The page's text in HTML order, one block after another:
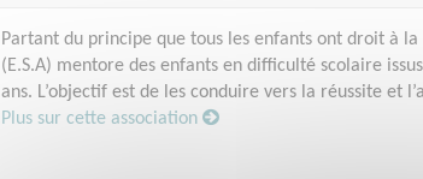
Partant du principe que tous les enfants ont droit à
(E.S.A) mentore des enfants en difficulté scolaire
ans. L’objectif est de les conduire vers la réussite et
Plus sur cette association